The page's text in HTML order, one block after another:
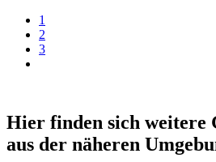
1
2
3
Hier finden sich weitere
aus der näheren